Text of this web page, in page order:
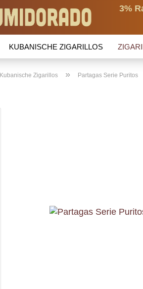
3%
KUBANISCHE ZIGARILLOS
Kubanische Zigarillos » Partagas Serie Puritos